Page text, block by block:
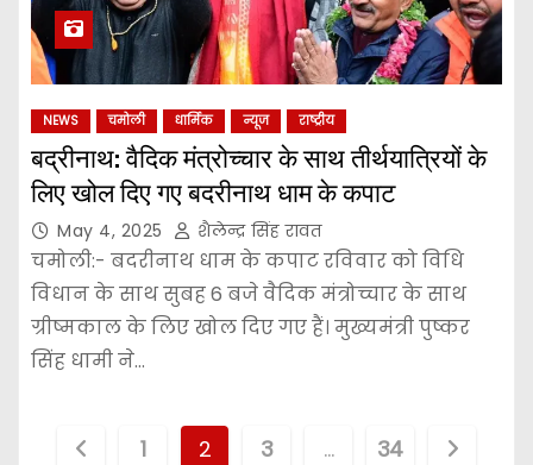
NEWS चमोली धार्मिक न्यूज राष्ट्रीय
बद्रीनाथ: वैदिक मंत्रोच्चार के साथ तीर्थयात्रियों के
लिए खोल दिए गए बदरीनाथ धाम के कपाट
May 4, 2025 शैलेन्द्र सिंह रावत
चमोली:- बदरीनाथ धाम के कपाट रविवार को विधि
विधान के साथ सुबह 6 बजे वैदिक मंत्रोच्चार के साथ
ग्रीष्मकाल के लिए खोल दिए गए हैं। मुख्यमंत्री पुष्कर
सिंह धामी ने…
1 2 3 … 34